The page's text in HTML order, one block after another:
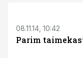
08.11.14, 10:42
Parim